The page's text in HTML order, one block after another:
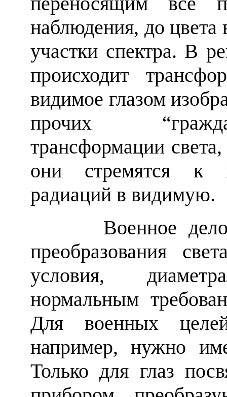
наблюдения, до
участки спектра. В
происходит
видимое глазом
прочих
трансформации
они стремятся к
радиаций в видимую.
Военное дело
преобразования
условия,
нормальным
Для военных
например, нужно
Только для глаз